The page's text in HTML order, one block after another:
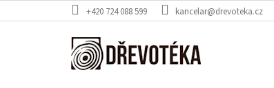
na
+420 724 088 599 kancelar@drevoteka.cz